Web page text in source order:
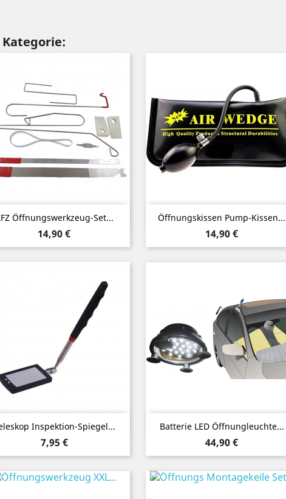
Öffnungswerkzeug-Set...
Preis
14,90 €
Vorschau Öffnungskissen Pump-Kissen...
Preis
14,90 €
Vorschau
Inspektion-Spiegel...
Preis
7,95 €
Vorschau Batterie LED Öffnungleuchte...
Preis
44,90 €
Vorschau